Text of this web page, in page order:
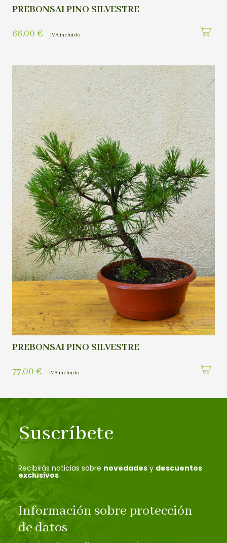
PREBONSAI PINO SILVESTRE
66,00 € IVA incluído
PREBONSAI PINO SILVESTRE
77,00 € IVA incluído
Suscríbete
Recibirás noticias sobre novedades y descuentos
exclusivos
Información sobre protección
de datos